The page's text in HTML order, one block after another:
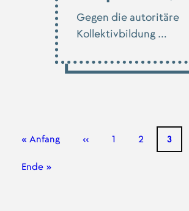
Gegen die autoritäre
Kollektivbildung …
Erste Seite
« Anfang Vorherige Seite
‹‹ Seite
1 Seite
2 Seite
3
Letzte Seite
Ende »